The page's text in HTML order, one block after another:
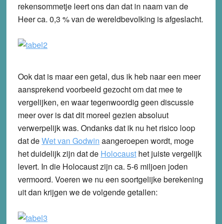
rekensommetje leert ons dan dat in naam van de
Heer ca. 0,3 % van de wereldbevolking is afgeslacht.
Ook dat is maar een getal, dus ik heb naar een meer
aansprekend voorbeeld gezocht om dat mee te
vergelijken, en waar tegenwoordig geen discussie
meer over is dat dit moreel gezien absoluut
verwerpelijk was. Ondanks dat ik nu het risico loop
dat deWet van Godwin aangeroepen wordt, moge
het duidelijk zijn dat de Holocausthet juiste vergelijk
levert. In die Holocaust zijn ca. 5-6 miljoen joden
vermoord. Voeren we nu een soortgelijke berekening
uit dan krijgen we de volgende getallen: